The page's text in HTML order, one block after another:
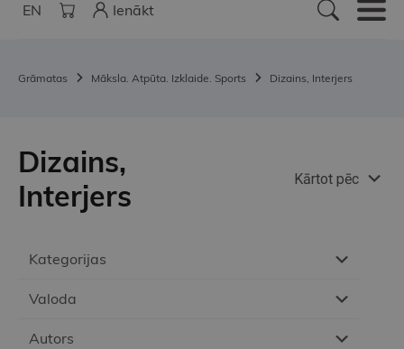
EN Ienākt
Grāmatas Māksla. Atpūta. Izklaide. Sports Dizains, Interjers
Kategorijas
Valoda
Autors
Dizains,
Interjers
Kārtot pēc